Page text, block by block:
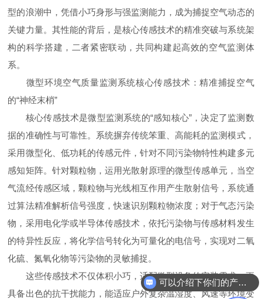
型的浪潮中，凭借小巧身形与强监测能力，成为捕捉空气动态的
关键力量。其性能的背后，是核心传感技术的精准突破与系统架
构的科学搭建，二者紧密联动，共同构建起高效的空气监测体
系。
微型环境空气质量监测系统核心传感技术：精准捕捉空气
的“神经末梢”
核心传感技术是微型监测系统的“感知核心”，决定了监测数
据的准确性与可靠性。系统摒弃传统笨重、高能耗的监测模式，
采用微型化、低功耗的传感元件，针对不同污染物特性构建多元
感知矩阵。针对颗粒物，运用光散射原理的微型传感单元，当空
气流经传感区域，颗粒物与光线相互作用产生散射信号，系统通
过算法精准解析信号强度，快速识别颗粒物浓度；对于气态污染
物，采用电化学或半导体传感技术，依托污染物与传感材料发生
的特异性反应，将化学信号转化为可量化的电信号，实现对二氧
化硫、氮氧化物等污染物的灵敏捕捉。
这些传感技术不仅体积小巧，适配微型设备的安装需求，更
具备出色的抗干扰能力，能适应户外复杂温湿度、风速等环境变
可以介绍下你们的产品么